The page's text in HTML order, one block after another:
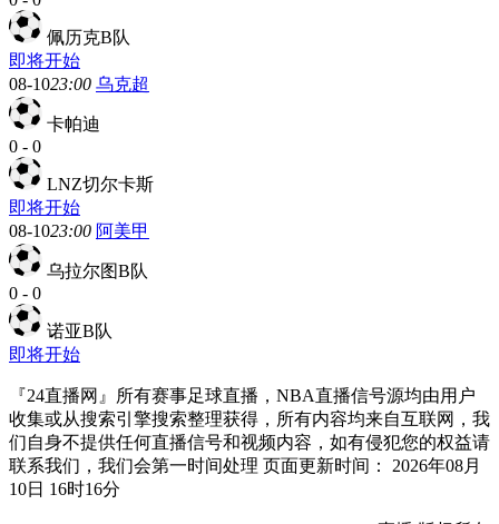
佩历克B队
即将开始
08-1023:00 乌克超
卡帕迪
0 - 0
LNZ切尔卡斯
即将开始
08-1023:00 阿美甲
乌拉尔图B队
0 - 0
诺亚B队
即将开始
『24直播网』所有赛事足球直播，NBA直播信号源均由用户
收集或从搜索引擎搜索整理获得，所有内容均来自互联网，我
们自身不提供任何直播信号和视频内容，如有侵犯您的权益请
联系我们，我们会第一时间处理 页面更新时间： 2026年08月
10日 16时16分